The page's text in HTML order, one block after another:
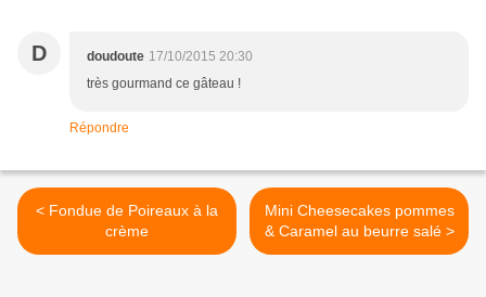
D doudoute 17/10/2015 20:30
très gourmand ce gâteau !
Répondre
< Fondue de Poireaux à la
crème
Mini Cheesecakes pommes
& Caramel au beurre salé >